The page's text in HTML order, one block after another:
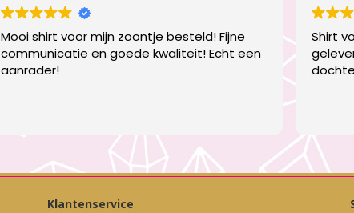
Mooi shirt voor mijn zoontje besteld! Fijne
communicatie en goede kwaliteit! Echt een
aanrader!
Shirt
Klantenservice